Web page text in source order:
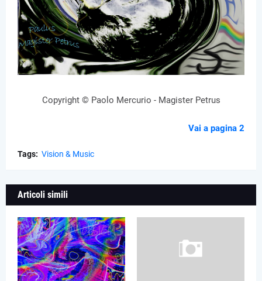
Copyright © Paolo Mercurio - Magister Petrus
Vai a pagina 2
Tags: Vision & Music
Articoli simili